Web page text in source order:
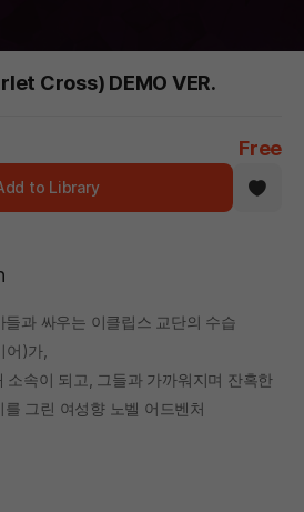
Cross) DEMO VER.
Free
to Library
들과 싸우는 이클립스 교단의 수습
어)가,
소속이 되고, 그들과 가까워지며 잔혹한
그린 여성향 노벨 어드벤처